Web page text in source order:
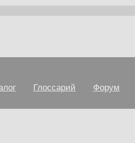
Глоссарий Форум